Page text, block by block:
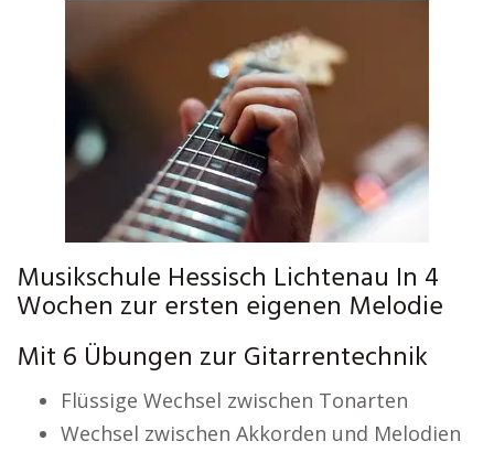
Musikschule Hessisch Lichtenau In 4
Wochen zur ersten eigenen Melodie
Mit 6 Übungen zur Gitarrentechnik
Flüssige Wechsel zwischen Tonarten
Wechsel zwischen Akkorden und Melodien